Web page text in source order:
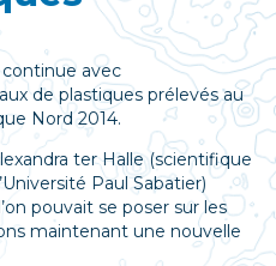
continue avec
de plastiques prélevés au
Nord 2014.
ter Halle (scientifique
Paul Sabatier)
pouvait se poser sur les
maintenant une nouvelle